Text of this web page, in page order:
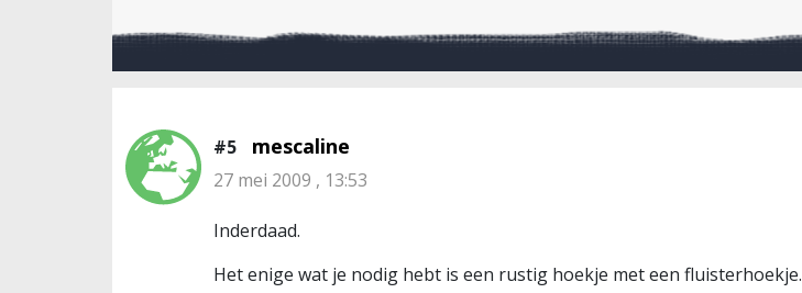
#5 mescaline
27 mei 2009 , 13:53
Inderdaad.
Het enige wat je nodig hebt is een rustig hoekje met een fluisterhoekje.